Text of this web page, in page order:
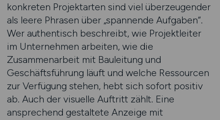
konkreten Projektarten sind viel überzeugender
als leere Phrasen über „spannende Aufgaben“.
Wer authentisch beschreibt, wie Projektleiter
im Unternehmen arbeiten, wie die
Zusammenarbeit mit Bauleitung und
Geschäftsführung läuft und welche Ressourcen
zur Verfügung stehen, hebt sich sofort positiv
ab. Auch der visuelle Auftritt zählt. Eine
ansprechend gestaltete Anzeige mit